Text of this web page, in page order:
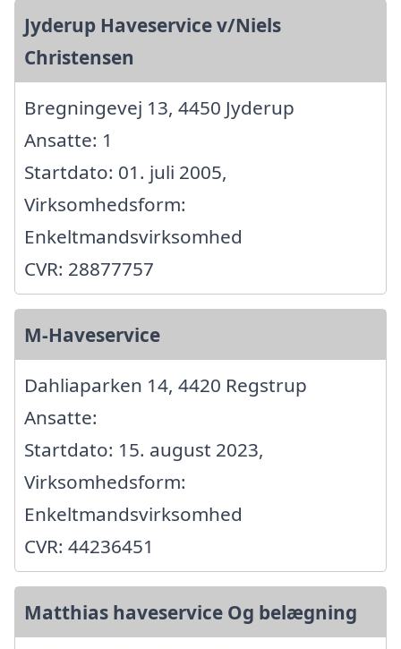
Jyderup Haveservice v/Niels
Christensen
Bregningevej 13, 4450 Jyderup
Ansatte: 1
Startdato: 01. juli 2005,
Virksomhedsform:
Enkeltmandsvirksomhed
CVR: 28877757
M-Haveservice
Dahliaparken 14, 4420 Regstrup
Ansatte:
Startdato: 15. august 2023,
Virksomhedsform:
Enkeltmandsvirksomhed
CVR: 44236451
Matthias haveservice Og belægning